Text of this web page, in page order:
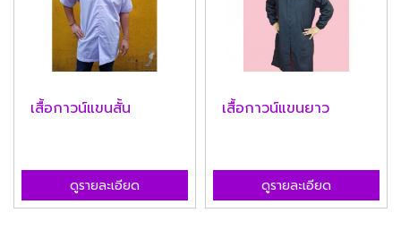
เสื้อกาวน์แขนสั้น
ดูรายละเอียด
เสื้อกาวน์แขนยาว
ดูรายละเอียด